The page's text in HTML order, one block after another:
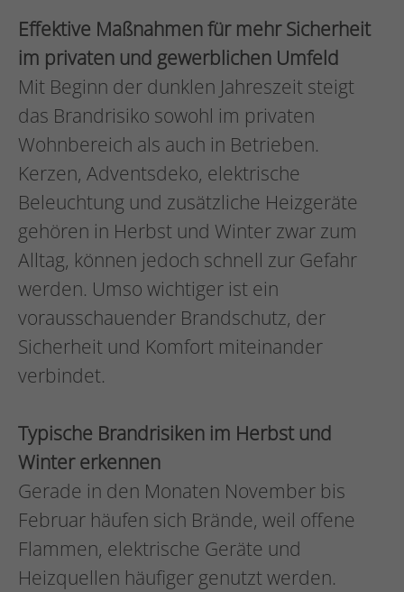
Effektive Maßnahmen für mehr Sicherheit
im privaten und gewerblichen Umfeld
Mit Beginn der dunklen Jahreszeit steigt
das Brandrisiko sowohl im privaten
Wohnbereich als auch in Betrieben.
Kerzen, Adventsdeko, elektrische
Beleuchtung und zusätzliche Heizgeräte
gehören in Herbst und Winter zwar zum
Alltag, können jedoch schnell zur Gefahr
werden. Umso wichtiger ist ein
vorausschauender Brandschutz, der
Sicherheit und Komfort miteinander
verbindet.
Typische Brandrisiken im Herbst und
Winter erkennen
Gerade in den Monaten November bis
Februar häufen sich Brände, weil offene
Flammen, elektrische Geräte und
Heizquellen häufiger genutzt werden.